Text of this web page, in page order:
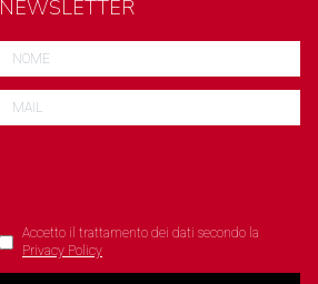
NEWSLETTER
Accetto il trattamento dei dati secondo la
Privacy Policy